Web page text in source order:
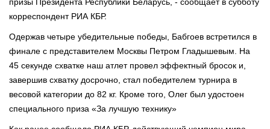
корреспондент РИА КБР.
Одержав четыре убедительные победы, Бабгоев встретился в
финале с представителем Москвы Петром Гладышевым. На
45 секунде схватке наш атлет провел эффектный бросок и,
завершив схватку досрочно, стал победителем турнира в
весовой категории до 82 кг. Кроме того, Олег был удостоен
специального приза «За лучшую технику»